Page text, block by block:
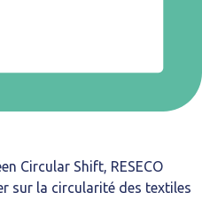
Circular Shift, RESECO
sur la circularité des textiles